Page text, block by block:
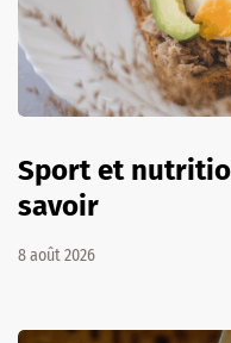
Sport et
savoir
8 août 2026